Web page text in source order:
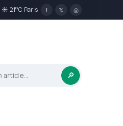
☀ 21°C Paris f 𝕏 ◎
🔎